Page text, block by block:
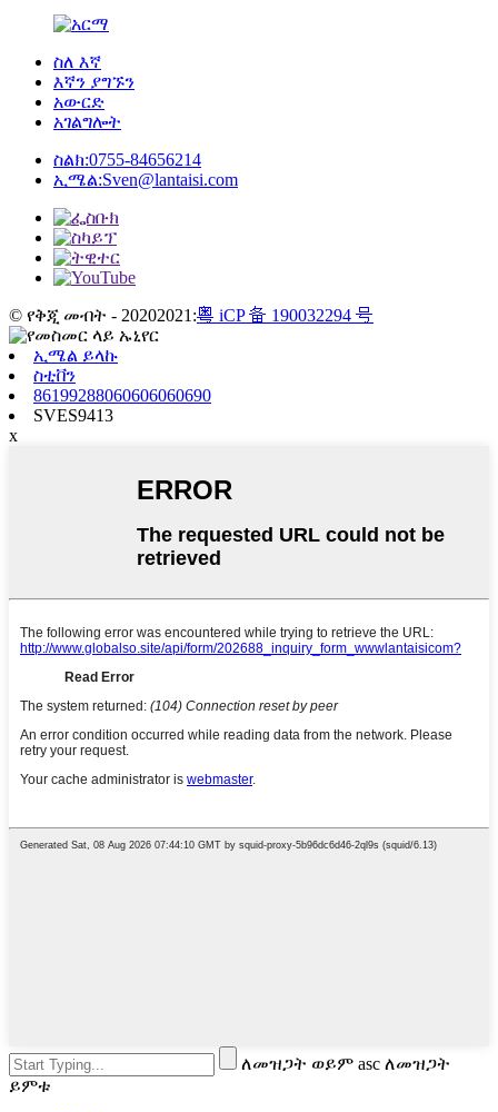
ስለ እኛ
እኛን ያግኙን
አውርድ
አገልግሎት
ስልክ:0755-84656214
ኢሜል:Sven@lantaisi.com
© የቅጂ መብት - 20202021:粤 iCP 备 190032294 号
ኢሜል ይላኩ
ስቲቨን
86199288060606060690
SVES9413
x
ለመዝጋት ወይም asc ለመዝጋት
ይምቱ